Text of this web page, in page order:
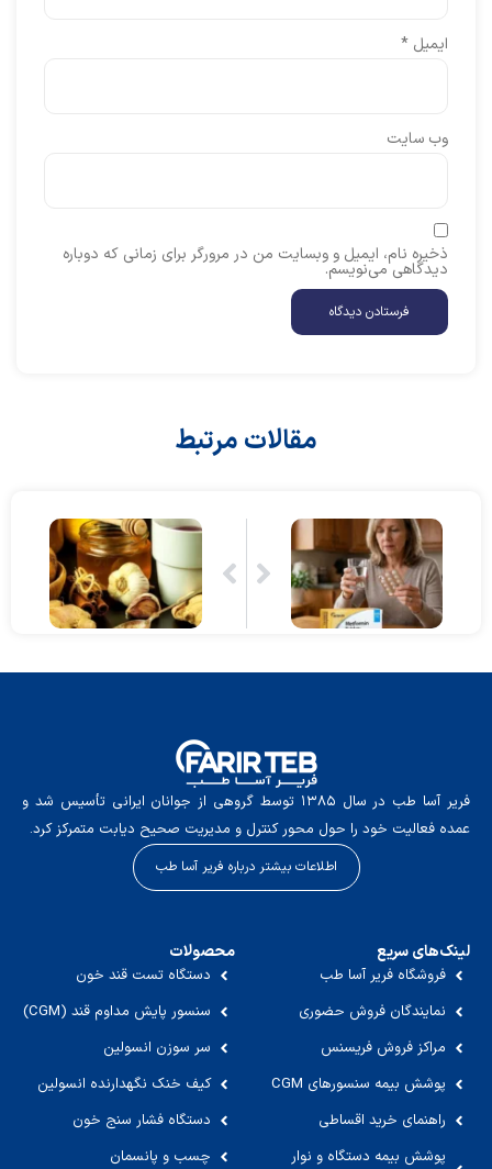
ایمیل *
وب‌ سایت
ذخیره نام، ایمیل و وبسایت من در مرورگر برای زمانی که دوباره
دیدگاهی می‌نویسم.
مقالات مرتبط
فریر آسا طب در سال ۱۳۸۵ توسط گروهی از جوانان ایرانی تأسیس شد و
عمده فعالیت خود را حول محور کنترل و مدیریت صحیح دیابت متمرکز کرد.
اطلاعات بیشتر درباره فریر آسا طب
لینک‌های سریع
فروشگاه فریر آسا طب
نمایندگان فروش حضوری
مراکز فروش فریسنس
پوشش بیمه سنسورهای CGM
راهنمای خرید اقساطی
پوشش بیمه دستگاه و نوار
محصولات
دستگاه تست قند خون
سنسور پایش مداوم قند (CGM)
سر سوزن انسولین
کیف خنک نگهدارنده انسولین
دستگاه فشار سنج خون
چسب و پانسمان